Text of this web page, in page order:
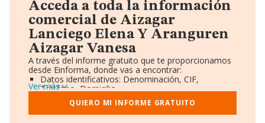
Acceda a toda la información
comercial de Aizagar
Lanciego Elena Y Aranguren
Aizagar Vanesa
A través del informe gratuito que te proporcionamos
desde Einforma, donde vas a encontrar:
Datos identificativos: Denominación, CIF,
Teléfono, Domicilio.
Informe Mercantil Completo (BORME).
Gráficos de Evolución Ventas y Empleados.
Consejo de Administración y Administradores.
Ver más
QUIERO MI INFORME GRATUITO